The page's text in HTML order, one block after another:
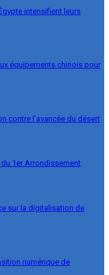
intensifient leurs
équipements chinois pour
contre l’avancée du désert
du 1er Arrondissement
sur la digitalisation de
numérique de